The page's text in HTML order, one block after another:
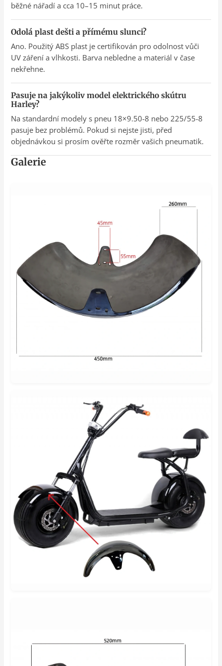
běžné nářadí a cca 10–15 minut práce.
Odolá plast dešti a přímému slunci?
Ano. Použitý ABS plast je certifikován pro odolnost vůči
UV záření a vlhkosti. Barva nebledne a materiál v čase
nekřehne.
Pasuje na jakýkoliv model elektrického skútru
Harley?
Na standardní modely s pneu 18×9.50-8 nebo 225/55-8
pasuje bez problémů. Pokud si nejste jisti, před
objednávkou si prosím ověřte rozměr vašich pneumatik.
Galerie